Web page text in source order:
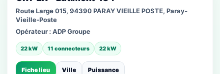
Route Large 015, 94390 PARAY VIEILLE POSTE, Paray-
Vieille-Poste
Opérateur : ADP Groupe
22 kW 11 connecteurs 22 kW
Fiche lieu Ville Puissance